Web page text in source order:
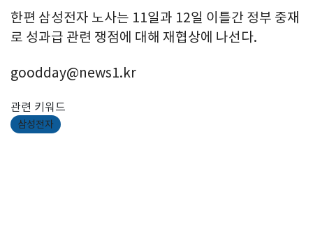
한편 삼성전자 노사는 11일과 12일 이틀간 정부 중재
로 성과급 관련 쟁점에 대해 재협상에 나선다.
goodday@news1.kr
관련 키워드
삼성전자